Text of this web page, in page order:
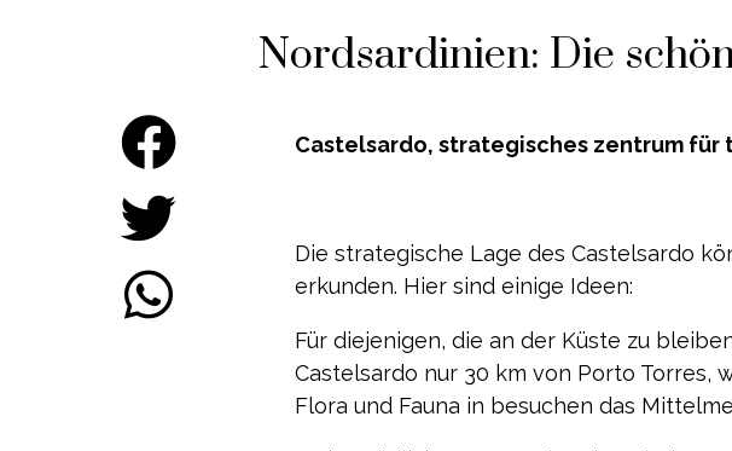
Nordsardinien: Die
Castelsardo, strategisches zentrum für
Die strategische Lage des Castelsardo
erkunden. Hier sind einige Ideen:
Für diejenigen, die an der Küste zu
Castelsardo nur 30 km von Porto Torres,
Flora und Fauna in besuchen das